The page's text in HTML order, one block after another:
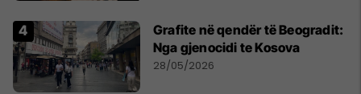
Grafite në qendër të Beogradit:
Nga gjenocidi te Kosova
28/05/2026